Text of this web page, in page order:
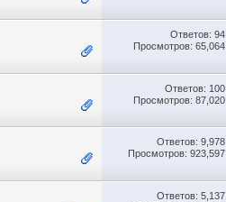
Ответов: 94
Просмотров: 65,064
Ответов: 100
Просмотров: 87,020
Ответов: 9,978
Просмотров: 923,597
Ответов: 5,137